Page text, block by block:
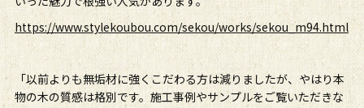
https://www.stylekoubou.com/sekou/works/sekou_m94.html
「以前よりも無垢材に強くこだわる方は減りましたが、やはり本
物の木の質感は格別です。施工事例やサンプルをご覧いただきな